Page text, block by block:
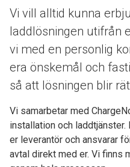
Vi vill alltid kunna
laddlösningen utifrån
vi med en personlig
era önskemål och
så att lösningen blir
Vi samarbetar med
installation och laddtjänster.
er leverantör och ansvarar
avtal direkt med er. Vi finns